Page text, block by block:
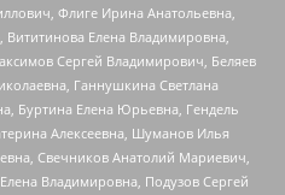
Флиге Ирина Анатольевна,
Елена Владимировна,
Сергей Владимирович, Беляев
Ганнушкина Светлана
Буртина Елена Юрьевна, Гендель
Алексеевна, Шуманов Илья
Свечников Анатолий Мариевич,
Владимировна, Подузов Сергей